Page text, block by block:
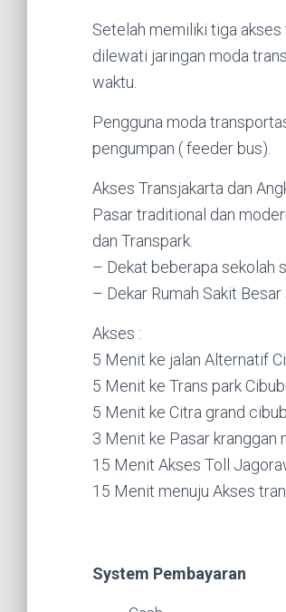
Setelah memiliki tiga akses
dilewati jaringan moda
waktu.
Pengguna moda
pengumpan ( feeder bus).
Akses Transjakarta dan
Pasar traditional dan
dan Transpark.
– Dekat beberapa sekolah
– Dekar Rumah Sakit
Akses :
5 Menit ke jalan Alternatif
5 Menit ke Trans park
5 Menit ke Citra grand
3 Menit ke Pasar kranggan
15 Menit Akses Toll
15 Menit menuju Akses
System Pembayaran